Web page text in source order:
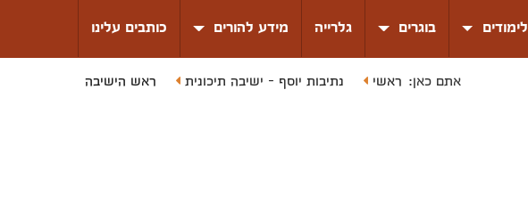
לימודים בוגרים גלרייה מידע להורים כותבים עלינו
אתם כאן: ראשי נתיבות יוסף - ישיבה תיכונית ראש הישיבה